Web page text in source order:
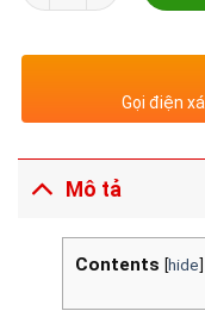
Gọi điện
Mô tả
Contents [hide]